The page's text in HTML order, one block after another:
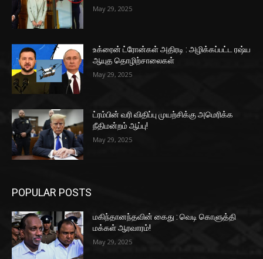
May 29, 2025
உக்ரைன் ட்ரோன்கள் அதிரடி : அழிக்கப்பட்ட ரஷ்ய
ஆயுத தொழிற்சாலைகள்
May 29, 2025
ட்ரம்பின் வரி விதிப்பு முயற்சிக்கு அமெரிக்க
நீதிமன்றம் ஆப்பு!
May 29, 2025
POPULAR POSTS
மகிந்தானந்தவின் கைது : வெடி கொளுத்தி
மக்கள் ஆரவாரம்!
May 29, 2025